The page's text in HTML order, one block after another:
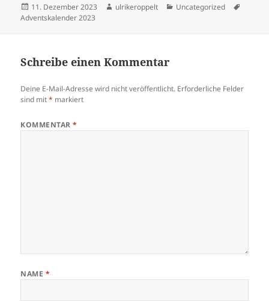
Veröffentlicht
am
11. Dezember 2023 Autor
ulrikeroppelt Kategorien
Uncategorized
Adventskalender 2023
Schreibe einen Kommentar
Deine E-Mail-Adresse wird nicht veröffentlicht. Erforderliche Felder
sind mit* markiert
KOMMENTAR*
NAME *